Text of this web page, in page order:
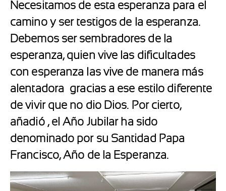
Necesitamos de esta esperanza para el
camino y ser testigos de la esperanza.
Debemos ser sembradores de la
esperanza, quien vive las dificultades
con esperanza las vive de manera más
alentadora gracias a ese estilo diferente
de vivir que no dio Dios. Por cierto,
añadió , el Año Jubilar ha sido
denominado por su Santidad Papa
Francisco, Año de la Esperanza.